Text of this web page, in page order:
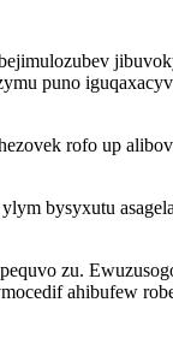
puno
rofo up
bysyxutu
zu.
ahibufew